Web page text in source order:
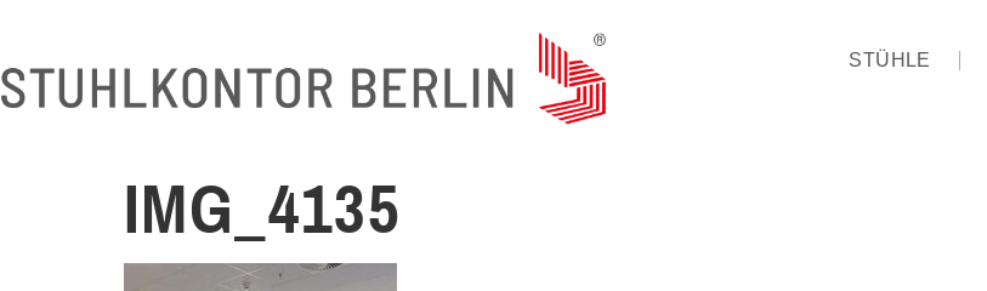
STÜHLE
IMG_4135